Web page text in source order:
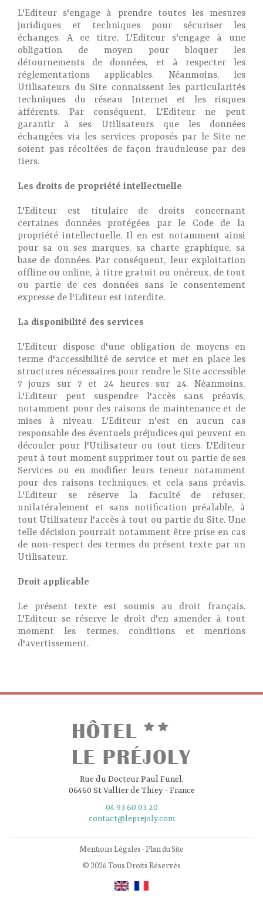
L'Editeur s'engage à prendre toutes les mesures
juridiques et techniques pour sécuriser les
échanges. A ce titre, L'Editeur s'engage à une
obligation de moyen pour bloquer les
détournements de données, et à respecter les
réglementations applicables. Néanmoins, les
Utilisateurs du Site connaissent les particularités
techniques du réseau Internet et les risques
afférents. Par conséquent, L'Editeur ne peut
garantir à ses Utilisateurs que les données
échangées via les services proposés par le Site ne
soient pas récoltées de façon frauduleuse par des
tiers.
Les droits de propriété intellectuelle
L'Editeur est titulaire de droits concernant
certaines données protégées par le Code de la
propriété intellectuelle. Il en est notamment ainsi
pour sa ou ses marques, sa charte graphique, sa
base de données. Par conséquent, leur exploitation
offline ou online, à titre gratuit ou onéreux, de tout
ou partie de ces données sans le consentement
expresse de l'Editeur est interdite.
La disponibilité des services
L'Editeur dispose d'une obligation de moyens en
terme d'accessibilité de service et met en place les
structures nécessaires pour rendre le Site accessible
7 jours sur 7 et 24 heures sur 24. Néanmoins,
L'Editeur peut suspendre l'accès sans préavis,
notamment pour des raisons de maintenance et de
mises à niveau. L'Editeur n'est en aucun cas
responsable des éventuels préjudices qui peuvent en
découler pour l'Utilisateur ou tout tiers. L'Editeur
peut à tout moment supprimer tout ou partie de ses
Services ou en modifier leurs teneur notamment
pour des raisons techniques, et cela sans préavis.
L'Editeur se réserve la faculté de refuser,
unilatéralement et sans notification préalable, à
tout Utilisateur l'accès à tout ou partie du Site. Une
telle décision pourrait notamment être prise en cas
de non-respect des termes du présent texte par un
Utilisateur.
Droit applicable
Le présent texte est soumis au droit français.
L'Editeur se réserve le droit d'en amender à tout
moment les termes, conditions et mentions
d'avertissement.
Rue du Docteur Paul Funel,
06460 St Vallier de Thiey - France
04 93 60 03 20
contact@leprejoly.com
Mentions Légales-Plan du Site
© 2026 Tous Droits Réservés